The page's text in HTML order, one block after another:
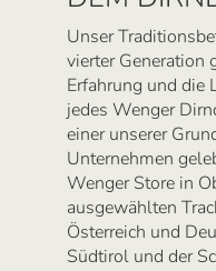
Unser
vierter Generation
Erfahrung und die
jedes Wenger
einer unserer
Unternehmen
Wenger Store in
ausgewählten
Österreich und
Südtirol und der